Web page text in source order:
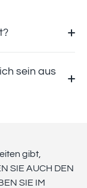
sein aus
gibt,
SIE AUCH DEN
SIE IM